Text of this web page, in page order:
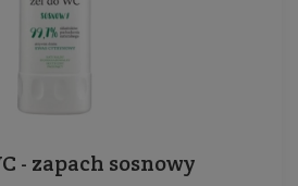
- zapach sosnowy